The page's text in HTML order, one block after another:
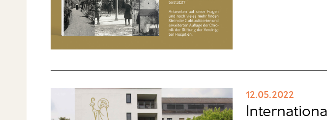
12.05.2022